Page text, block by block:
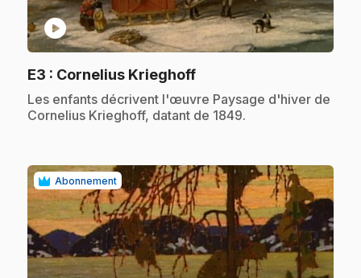
play_circle
E3 : Cornelius Krieghoff.
.Les enfants décrivent l'œuvre Paysage d'hiver de
Cornelius Krieghoff, datant de 1849.
Abonnement